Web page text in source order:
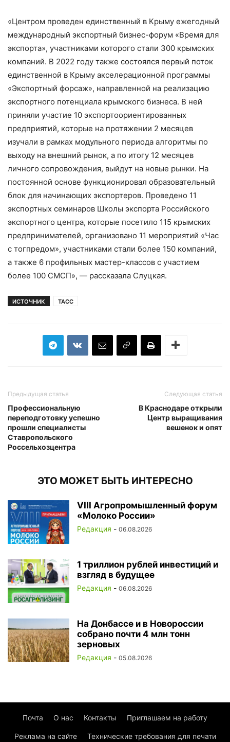
«Центром проведен единственный в Крыму ежегодный
международный экспортный бизнес-форум «Время для
экспорта», участниками которого стали 300 крымских
компаний. В 2022 году также состоялся первый поток
единственной в Крыму акселерационной программы
«Экспортный форсаж», направленной на реализацию
экспортного потенциала крымского бизнеса. В ней
приняли участие 10 экспортоориентированных
предприятий, которые на протяжении 2 месяцев
изучали в рамках модульного периода алгоритмы по
выходу на внешний рынок, а по итогу 12 месяцев
личного сопровождения, выйдут на новые рынки. На
постоянной основе функционировал образовательный
блок для начинающих экспортеров. Проведено 11
экспортных семинаров Школы экспорта Российского
экспортного центра, которые посетило 115 крымских
предпринимателей, организовано 11 мероприятий «Час
с тогпредом», участниками стали более 150 компаний,
а также 6 профильных мастер-классов с участием
более 100 СМСП», — рассказала Слуцкая.
ИСТОЧНИК ТАСС
Предыдущая статья
Профессиональную
переподготовку успешно
прошли специалисты
Ставропольского
Россельхозцентра
Следующая статья
В Краснодаре открыли
Центр выращивания
вешенок и опят
ЭТО МОЖЕТ БЫТЬ ИНТЕРЕСНО
VIII Агропромышленный форум
«Молоко России»
Редакция - 06.08.2026
1 триллион рублей инвестиций и
взгляд в будущее
Редакция - 06.08.2026
На Донбассе и в Новороссии
собрано почти 4 млн тонн
зерновых
Редакция - 05.08.2026
Почта О нас Контакты Приглашаем на работу
Реклама на сайте Технические требования для печати